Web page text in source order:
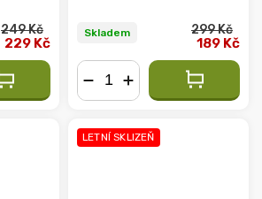
249 Kč
229 Kč
Skladem 299 Kč
189 Kč
LETNÍ SKLIZEŇ